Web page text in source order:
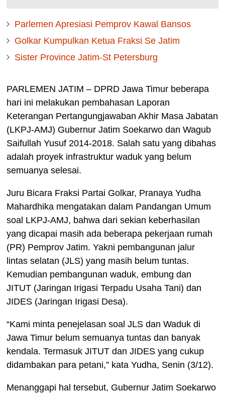
Parlemen Apresiasi Pemprov Kawal Bansos
Golkar Kumpulkan Ketua Fraksi Se Jatim
Sister Province Jatim-St Petersburg
PARLEMEN JATIM – DPRD Jawa Timur beberapa
hari ini melakukan pembahasan Laporan
Keterangan Pertangungjawaban Akhir Masa Jabatan
(LKPJ-AMJ) Gubernur Jatim Soekarwo dan Wagub
Saifullah Yusuf 2014-2018. Salah satu yang dibahas
adalah proyek infrastruktur waduk yang belum
semuanya selesai.
Juru Bicara Fraksi Partai Golkar, Pranaya Yudha
Mahardhika mengatakan dalam Pandangan Umum
soal LKPJ-AMJ, bahwa dari sekian keberhasilan
yang dicapai masih ada beberapa pekerjaan rumah
(PR) Pemprov Jatim. Yakni pembangunan jalur
lintas selatan (JLS) yang masih belum tuntas.
Kemudian pembangunan waduk, embung dan
JITUT (Jaringan Irigasi Terpadu Usaha Tani) dan
JIDES (Jaringan Irigasi Desa).
“Kami minta penejelasan soal JLS dan Waduk di
Jawa Timur belum semuanya tuntas dan banyak
kendala. Termasuk JITUT dan JIDES yang cukup
didambakan para petani,” kata Yudha, Senin (3/12).
Menanggapi hal tersebut, Gubernur Jatim Soekarwo